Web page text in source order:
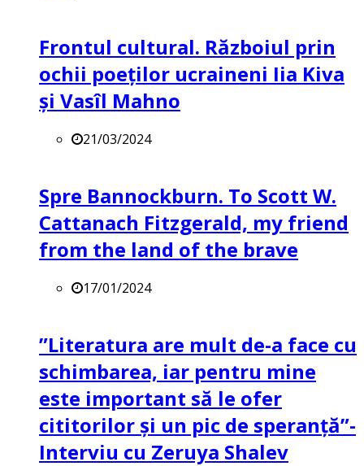
Frontul cultural. Războiul prin
ochii poeților ucraineni Iia Kiva
și Vasîl Mahno
21/03/2024
Spre Bannockburn. To Scott W.
Cattanach Fitzgerald, my friend
from the land of the brave
17/01/2024
”Literatura are mult de-a face cu
schimbarea, iar pentru mine
este important să le ofer
cititorilor și un pic de speranță”-
Interviu cu Zeruya Shalev